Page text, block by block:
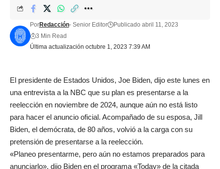
Última actualización octubre 1, 2023 7:39 AM
PorRedacción- Senior Editor
Publicado abril 11, 2023
3 Min Read
El presidente de Estados Unidos, Joe Biden, dijo este lunes en
una entrevista a la NBC que su plan es presentarse a la
reelección en noviembre de 2024, aunque aún no está listo
para hacer el anuncio oficial. Acompañado de su esposa, Jill
Biden, el demócrata, de 80 años, volvió a la carga con su
pretensión de presentarse a la reelección.
«Planeo presentarme, pero aún no estamos preparados para
anunciarlo», dijo Biden en el programa «Today» de la citada